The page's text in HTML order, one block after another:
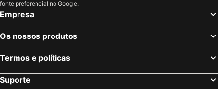
Jinjiang Inn Beijing Captial International Airport
Fuyong Yulong
Beijing Navigli
Kunji (Beijing Capital Airport Beijing New International Exhibition Center)
Beijing Kaisheng Xingfeng International Hotel
Qianhai
Museum of ancient architecture
BeiHai Park
Five main avenues
Grande Muralha
Hexi District
fonte preferencial no Google.
Empresa
Os nossos produtos
Termos e políticas
Suporte